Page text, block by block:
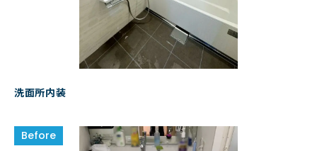
洗面所内装